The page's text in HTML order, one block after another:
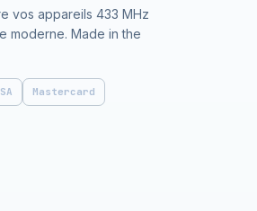
vos appareils 433 MHz
moderne. Made in the
Mastercard